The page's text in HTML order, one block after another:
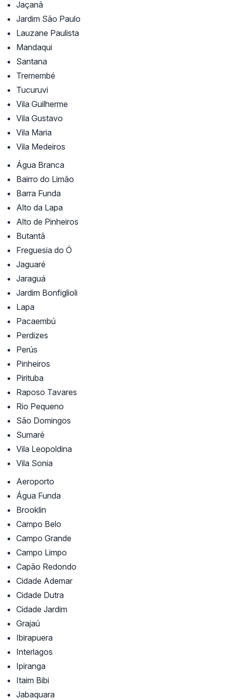
Jaçanã
Jardim São Paulo
Lauzane Paulista
Mandaqui
Santana
Tremembé
Tucuruvi
Vila Guilherme
Vila Gustavo
Vila Maria
Vila Medeiros
Água Branca
Bairro do Limão
Barra Funda
Alto da Lapa
Alto de Pinheiros
Butantã
Freguesia do Ó
Jaguaré
Jaraguá
Jardim Bonfiglioli
Lapa
Pacaembú
Perdizes
Perús
Pinheiros
Pirituba
Raposo Tavares
Rio Pequeno
São Domingos
Sumaré
Vila Leopoldina
Vila Sonia
Aeroporto
Água Funda
Brooklin
Campo Belo
Campo Grande
Campo Limpo
Capão Redondo
Cidade Ademar
Cidade Dutra
Cidade Jardim
Grajaú
Ibirapuera
Interlagos
Ipiranga
Itaim Bibi
Jabaquara